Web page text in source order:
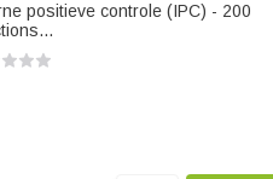
positieve controle (IPC) - 200